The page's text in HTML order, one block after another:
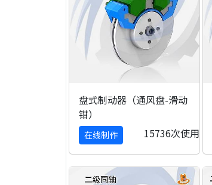
盘式制动器（通风盘-滑动
钳）
在线制作 15736次使用